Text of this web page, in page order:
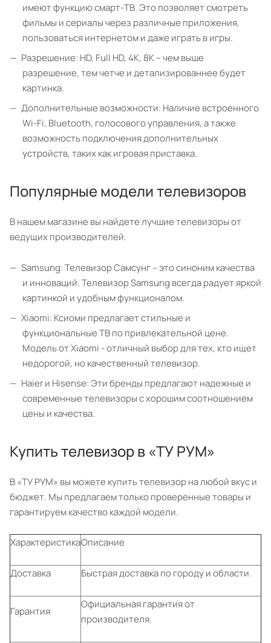
имеют функцию смарт-ТВ. Это позволяет смотреть
фильмы и сериалы через различные приложения,
пользоваться интернетом и даже играть в игры.
Разрешение: HD, Full HD, 4K, 8K – чем выше
разрешение, тем четче и детализированнее будет
картинка.
Дополнительные возможности: Наличие встроенного
Wi-Fi, Bluetooth, голосового управления, а также
возможность подключения дополнительных
устройств, таких как игровая приставка.
Популярные модели телевизоров
В нашем магазине вы найдете лучшие телевизоры от
ведущих производителей.
Samsung: Телевизор Самсунг – это синоним качества
и инноваций. Телевизор Samsung всегда радует яркой
картинкой и удобным функционалом.
Xiaomi: Ксиоми предлагает стильные и
функциональные ТВ по привлекательной цене.
Модель от Xiaomi - отличный выбор для тех, кто ищет
недорогой, но качественный телевизор.
Haier и Hisense: Эти бренды предлагают надежные и
современные телевизоры с хорошим соотношением
цены и качества.
Купить телевизор в «ТУ РУМ»
В «ТУ РУМ» вы можете купить телевизор на любой вкус и
бюджет. Мы предлагаем только проверенные товары и
гарантируем качество каждой модели.
ХарактеристикаОписание
Доставка Быстрая доставка по городу и области.
Гарантия
Официальная гарантия от
производителя.